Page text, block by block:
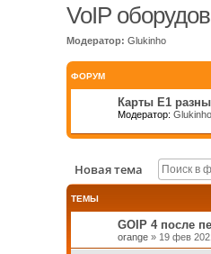
VoIP
Модератор: Glukinho
ФОРУМ
Карты Е1
Модератор: Glukinho
Новая тема
ТЕМЫ
GOIP 4 после
orange» 19 фев